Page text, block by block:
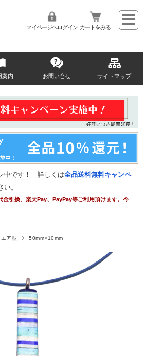
マイページへログイン カートをみる
案内 お問い合せ サイトマップ
中です！ 詳しくは全品送料無料キャンペ
。
金引換、楽天Pay、PayPay等ご利用頂けます。今
エア型 50mm×10mm